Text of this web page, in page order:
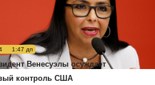
1:47 дп
Венесуэлы осуждает
контроль США